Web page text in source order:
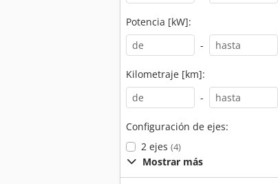
Potencia [kW]:
-
Kilometraje [km]:
-
Configuración de ejes:
2 ejes (4)
Mostrar más